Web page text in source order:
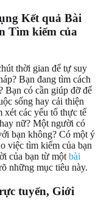
Kết quả Bài
Tìm kiếm của
thời gian để tự suy
Bạn đang tìm cách
Bạn có cần giúp đỡ để
sống hay cải thiện
xét các yếu tố thực tế
nữ? Một người có
bạn không? Có một ý
việc tìm kiếm của bạn
của bạn từ một bài
những mục tiêu này.
tuyến, Giới